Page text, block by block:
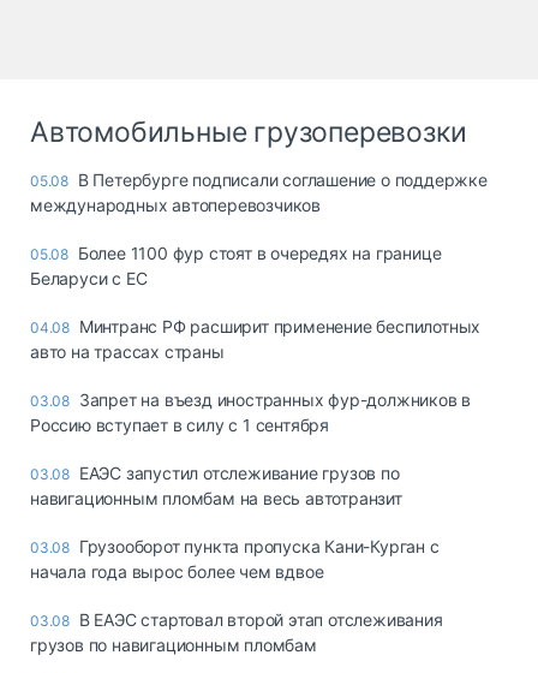
Автомобильные грузоперевозки
05.08 В Петербурге подписали соглашение о поддержке
международных автоперевозчиков
05.08 Более 1100 фур стоят в очередях на границе
Беларуси с ЕС
04.08 Минтранс РФ расширит применение беспилотных
авто на трассах страны
03.08 Запрет на въезд иностранных фур-должников в
Россию вступает в силу с 1 сентября
03.08 ЕАЭС запустил отслеживание грузов по
навигационным пломбам на весь автотранзит
03.08 Грузооборот пункта пропуска Кани-Курган с
начала года вырос более чем вдвое
03.08 В ЕАЭС стартовал второй этап отслеживания
грузов по навигационным пломбам